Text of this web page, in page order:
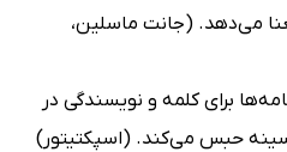
می‌دهد. (جانت ماسلین،
برای کلمه و نویسندگی در
حبس می‌کند. (اسپکتیتور)